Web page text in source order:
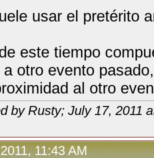
usar el pretérito
este tiempo
a otro evento
al otro
by Rusty; July 17, 2011
11:43 AM